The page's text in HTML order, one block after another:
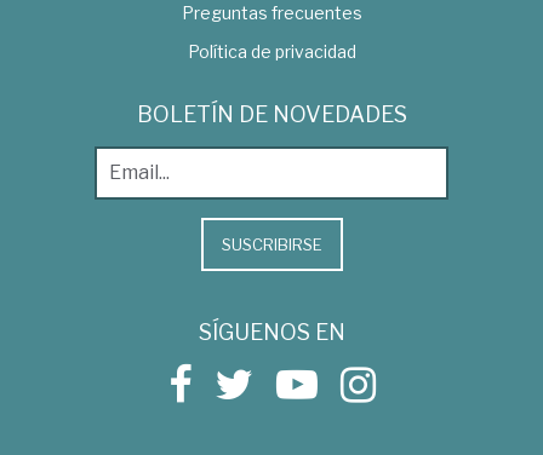
Preguntas frecuentes
Política de privacidad
BOLETÍN DE NOVEDADES
SUSCRIBIRSE
SÍGUENOS EN